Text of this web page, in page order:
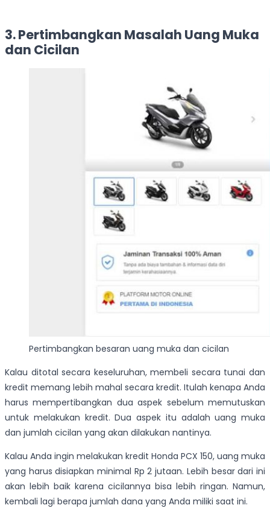
3. Pertimbangkan Masalah Uang Muka
dan Cicilan
Pertimbangkan besaran uang muka dan cicilan
Kalau ditotal secara keseluruhan, membeli secara tunai dan
kredit memang lebih mahal secara kredit. Itulah kenapa Anda
harus mempertibangkan dua aspek sebelum memutuskan
untuk melakukan kredit. Dua aspek itu adalah uang muka
dan jumlah cicilan yang akan dilakukan nantinya.
Kalau Anda ingin melakukan kredit Honda PCX 150, uang muka
yang harus disiapkan minimal Rp 2 jutaan. Lebih besar dari ini
akan lebih baik karena cicilannya bisa lebih ringan. Namun,
kembali lagi berapa jumlah dana yang Anda miliki saat ini.